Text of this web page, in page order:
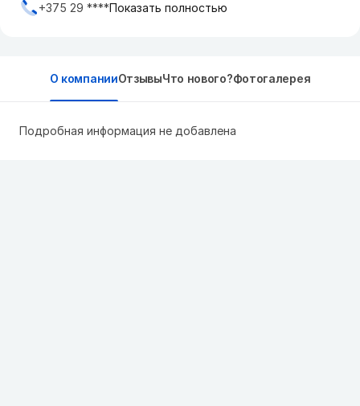
+375 29 ****Показать полностью
О компанииОтзывыЧто нового?Фотогалерея
Подробная информация не добавлена